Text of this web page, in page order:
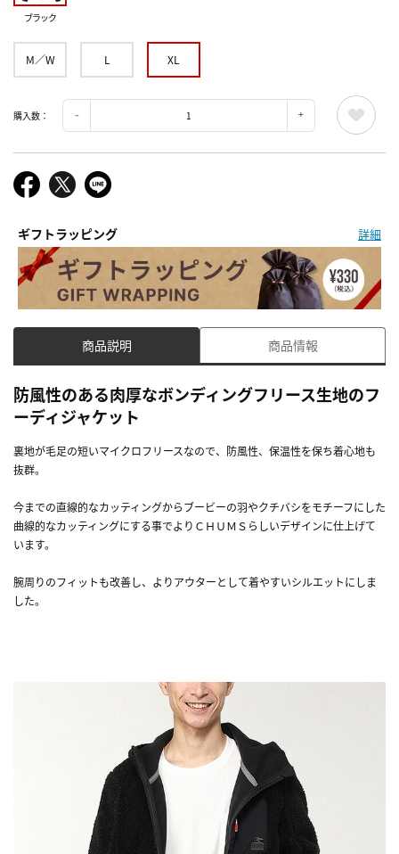
ブラック
M／W L XL
購入数：
ギフトラッピング 詳細
商品説明 商品情報
防風性のある肉厚なボンディングフリース生地のフ
ーディジャケット
裏地が毛足の短いマイクロフリースなので、防風性、保温性を保ち着心地も
抜群。
今までの直線的なカッティングからブービーの羽やクチバシをモチーフにした
曲線的なカッティングにする事でよりＣＨＵＭＳらしいデザインに仕上げて
います。
腕周りのフィットも改善し、よりアウターとして着やすいシルエットにしま
した。